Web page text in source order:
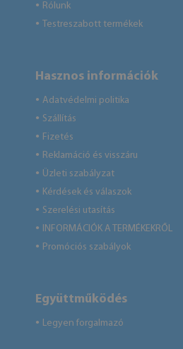
● Rólunk
● Testreszabott termékek
Hasznos információk
● Adatvédelmi politika
● Szállítás
● Fizetés
● Reklamáció és visszáru
● Üzleti szabályzat
● Kérdések és válaszok
● Szerelési utasítás
● INFORMÁCIÓK A TERMÉKEKRŐL
● Promóciós szabályok
Együttműködés
● Legyen forgalmazó